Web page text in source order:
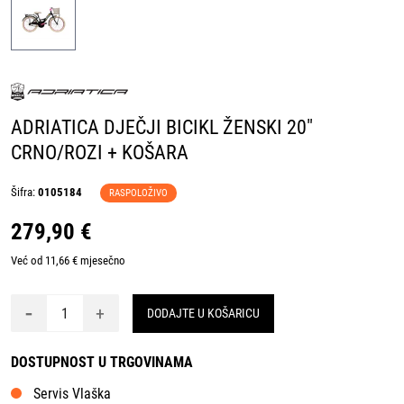
ADRIATICA DJEČJI BICIKL ŽENSKI 20"
CRNO/ROZI + KOŠARA
Šifra: 0105184 RASPOLOŽIVO
279,90 €
Već od 11,66 € mjesečno
- + DODAJTE U KOŠARICU
DOSTUPNOST U TRGOVINAMA
Servis Vlaška